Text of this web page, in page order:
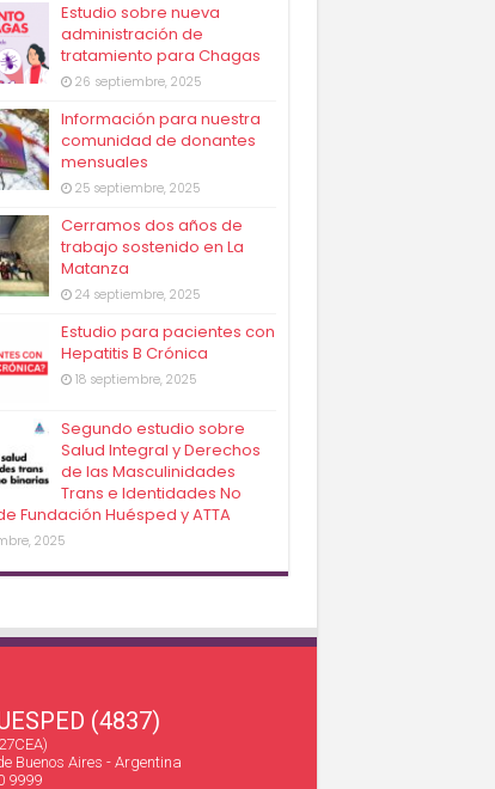
Estudio sobre nueva
administración de
tratamiento para Chagas
26 septiembre, 2025
Información para nuestra
comunidad de donantes
mensuales
25 septiembre, 2025
Cerramos dos años de
trabajo sostenido en La
Matanza
24 septiembre, 2025
Estudio para pacientes con
Hepatitis B Crónica
18 septiembre, 2025
Segundo estudio sobre
Salud Integral y Derechos
de las Masculinidades
Trans e Identidades No
Fundación Huésped y ATTA
2025
(4837)
Buenos Aires - Argentina
9999